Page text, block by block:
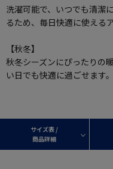
洗濯可能で、いつでも清潔
るため、毎日快適に使える
【秋冬】
秋冬シーズンにぴったりの
い日でも快適に過ごせます。
サイズ表 /
商品詳細